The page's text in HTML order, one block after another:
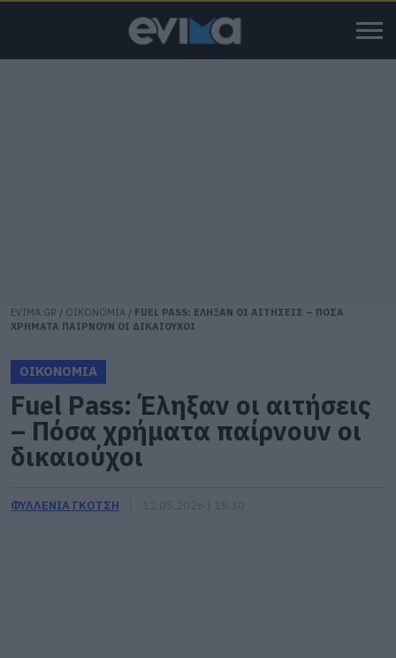
EVIMA.GR / ΟΙΚΟΝΟΜΙΑ / FUEL PASS: ΕΛΗΞΑΝ ΟΙ ΑΙΤΗΣΕΙΣ – ΠΟΣΑ
ΧΡΗΜΑΤΑ ΠΑΙΡΝΟΥΝ ΟΙ ΔΙΚΑΙΟΥΧΟΙ
ΟΙΚΟΝΟΜΙΑ
Fuel Pass: Έληξαν οι αιτήσεις
– Πόσα χρήματα παίρνουν οι
δικαιούχοι
ΦΥΛΛΕΝΙΑ ΓΚΟΤΣΗ